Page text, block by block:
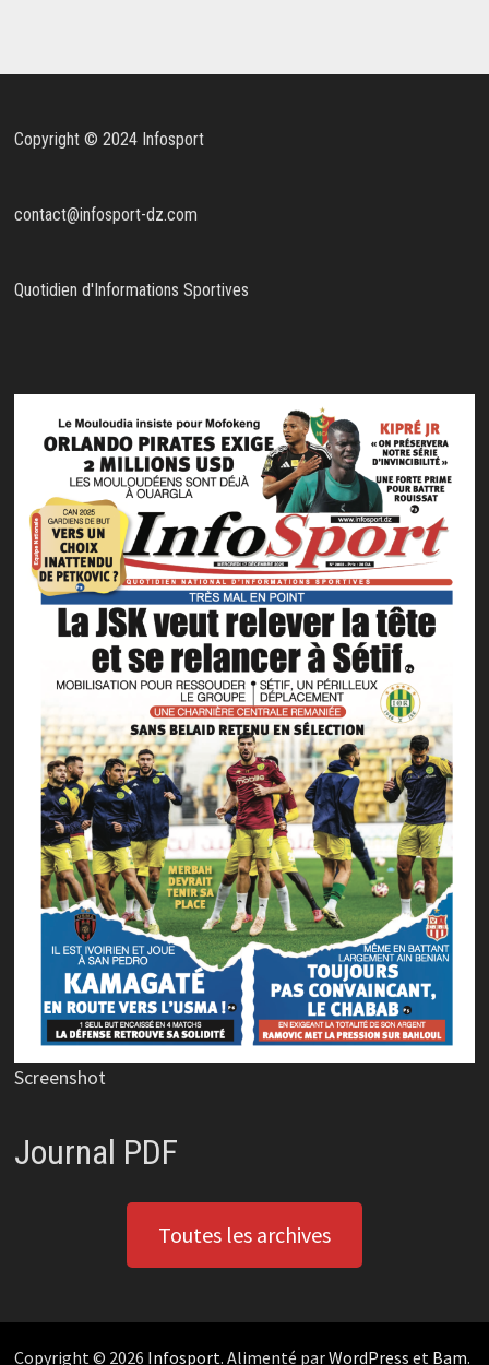
Copyright © 2024 Infosport
contact@infosport-dz.com
Quotidien d'Informations Sportives
Screenshot
Journal PDF
Toutes les archives
Copyright © 2026 Infosport. Alimenté parWordPress et Bam.